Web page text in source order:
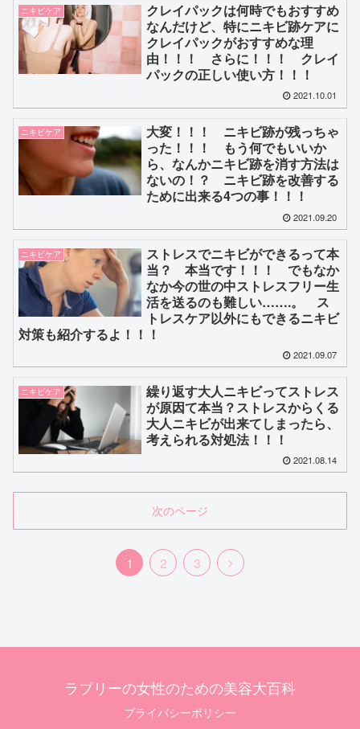
ニキビケア
クレイパックは何時でもおすすめ
なんだけど、特にニキビ跡ケアに
クレイパックがおすすめな理
由！！！ さらに！！！ クレイ
パックの正しい使い方！！！
2021.10.01
ニキビケア
大変！！！ ニキビ跡が残っちゃ
った！！！ もう何でもいいか
ら、なんかニキビ跡を消す方法は
ないの！？ ニキビ跡を改善する
ために出来る4つの事！！！
2021.09.20
ニキビケア
ストレスでニキビができるって本
当？ 本当です！！！ でもなか
なか今の世の中ストレスフリー生
活を送るのも難しい…….。 ス
トレスケア以外にもできるニキビ
対策も紹介するよ！！！
2021.09.07
ニキビケア
繰り返す大人ニキビってストレス
が原因て本当？ストレスからくる
大人ニキビが出来てしまったら、
考えられる対処法！！！
2021.08.14
次のページ
1 2 3
次
ラブリーの女性のための美容大百科
プライバシーポリシー